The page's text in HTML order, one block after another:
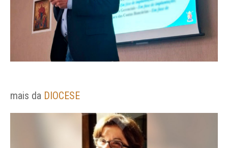
mais da DIOCESE